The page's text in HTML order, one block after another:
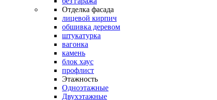
Отделка фасада
лицевой кирпич
обшивка деревом
штукатурка
вагонка
камень
блок хаус
профлист
Этажность
Одноэтажные
Двухэтажные